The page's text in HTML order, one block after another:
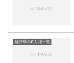
福井県の釣り場一覧